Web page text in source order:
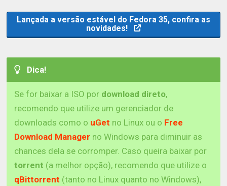
Lançada a versão estável do Fedora 35, confira as
novidades!
Dica!
Se for baixar a ISO por download direto,
recomendo que utilize um gerenciador de
downloads como o uGet no Linux ou o Free
Download Manager no Windows para diminuir as
chances dela se corromper. Caso queira baixar por
torrent (a melhor opção), recomendo que utilize o
qBittorrent (tanto no Linux quanto no Windows),